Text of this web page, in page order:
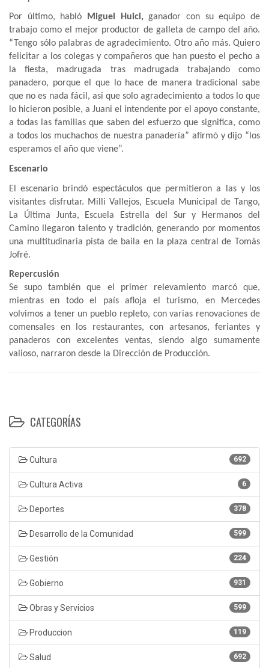
Por último, habló Miguel Huici,ganador con su equipo de
trabajo como el mejor productor de galleta de campo del año.
“Tengo sólo palabras de agradecimiento. Otro año más. Quiero
felicitar a los colegas y compañeros que han puesto el pecho a
la fiesta, madrugada tras madrugada trabajando como
panadero, porque el que lo hace de manera tradicional sabe
que no es nada fácil, asi que solo agradecimiento a todos lo que
lo hicieron posible, a Juani el intendente por el apoyo constante,
a todas las familias que saben del esfuerzo que significa, como
a todos los muchachos de nuestra panadería” afirmó y dijo “los
esperamos el año que viene”.
Escenario
El escenario brindó espectáculos que permitieron a las y los
visitantes disfrutar. Milli Vallejos, Escuela Municipal de Tango,
La Última Junta, Escuela Estrella del Sur y Hermanos del
Camino llegaron talento y tradición, generando por momentos
una multitudinaria pista de baila en la plaza central de Tomás
Jofré.
Repercusión
Se supo también que el primer relevamiento marcó que,
mientras en todo el país afloja el turismo, en Mercedes
volvimos a tener un pueblo repleto, con varias renovaciones de
comensales en los restaurantes, con artesanos, feriantes y
panaderos con excelentes ventas, siendo algo sumamente
valioso, narraron desde la Dirección de Producción.
CATEGORÍAS
692
Cultura
6
Cultura Activa
378
Deportes
599
Desarrollo de la Comunidad
224
Gestión
931
Gobierno
599
Obras y Servicios
119
Produccion
692
Salud